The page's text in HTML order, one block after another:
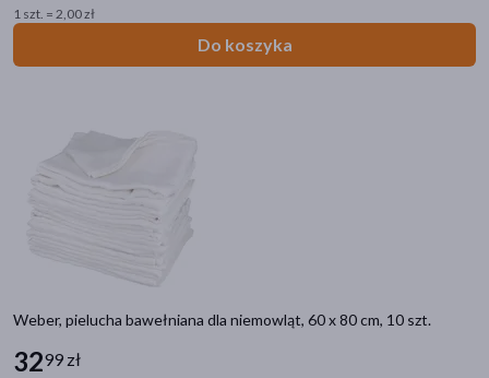
1 szt. = 2,00 zł
Do koszyka
Weber, pielucha bawełniana dla niemowląt, 60 x 80 cm, 10 szt.
3299 zł